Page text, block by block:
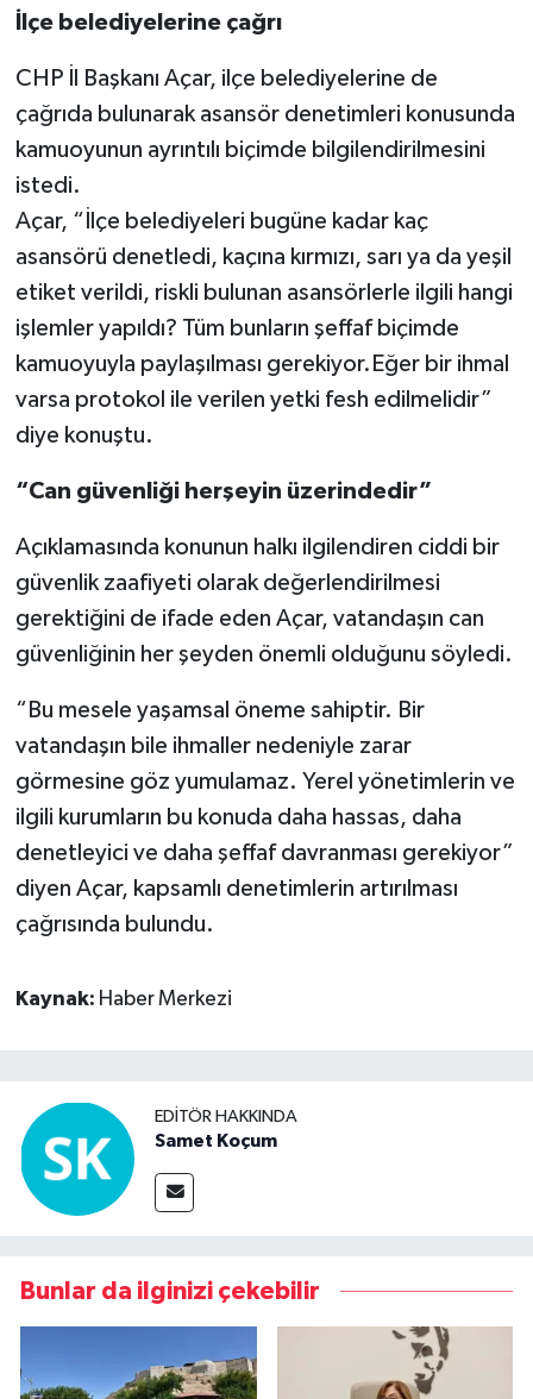
İlçe belediyelerine çağrı
CHP İl Başkanı Açar, ilçe belediyelerine de
çağrıda bulunarak asansör denetimleri konusunda
kamuoyunun ayrıntılı biçimde bilgilendirilmesini
istedi.
Açar, “İlçe belediyeleri bugüne kadar kaç
asansörü denetledi, kaçına kırmızı, sarı ya da yeşil
etiket verildi, riskli bulunan asansörlerle ilgili hangi
işlemler yapıldı? Tüm bunların şeffaf biçimde
kamuoyuyla paylaşılması gerekiyor.Eğer bir ihmal
varsa protokol ile verilen yetki fesh edilmelidir”
diye konuştu.
“Can güvenliği herşeyin üzerindedir”
Açıklamasında konunun halkı ilgilendiren ciddi bir
güvenlik zaafiyeti olarak değerlendirilmesi
gerektiğini de ifade eden Açar, vatandaşın can
güvenliğinin her şeyden önemli olduğunu söyledi.
“Bu mesele yaşamsal öneme sahiptir. Bir
vatandaşın bile ihmaller nedeniyle zarar
görmesine göz yumulamaz. Yerel yönetimlerin ve
ilgili kurumların bu konuda daha hassas, daha
denetleyici ve daha şeffaf davranması gerekiyor”
diyen Açar, kapsamlı denetimlerin artırılması
çağrısında bulundu.
Kaynak: Haber Merkezi
EDITÖR HAKKINDA
Samet Koçum
Bunlar da ilginizi çekebilir